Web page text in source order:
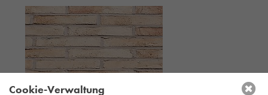
Cookie-Verwaltung